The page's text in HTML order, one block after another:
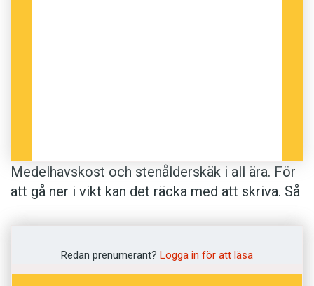
Medelhavskost och sten­ålders­käk i all ära. För
att gå ner i vikt kan det räcka med att skriva. Så
Ett gäng kvinnor fick skriva om sådant som
betydde mycket för dem, som familj, musik och
Redan prenumerant? Logga in för att läsa